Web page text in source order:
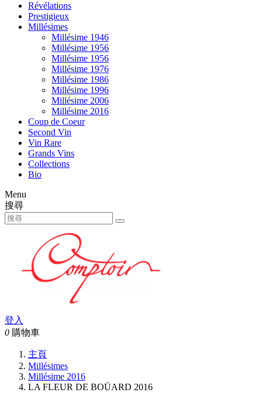
Révélations
Prestigieux
Millésimes
Millésime 1946
Millésime 1956
Millésime 1956
Millésime 1976
Millésime 1986
Millésime 1996
Millésime 2006
Millésime 2016
Coup de Coeur
Second Vin
Vin Rare
Grands Vins
Collections
Bio
Menu
搜尋
登入
0 購物車
主頁
Millésimes
Millésime 2016
LA FLEUR DE BOÜARD 2016